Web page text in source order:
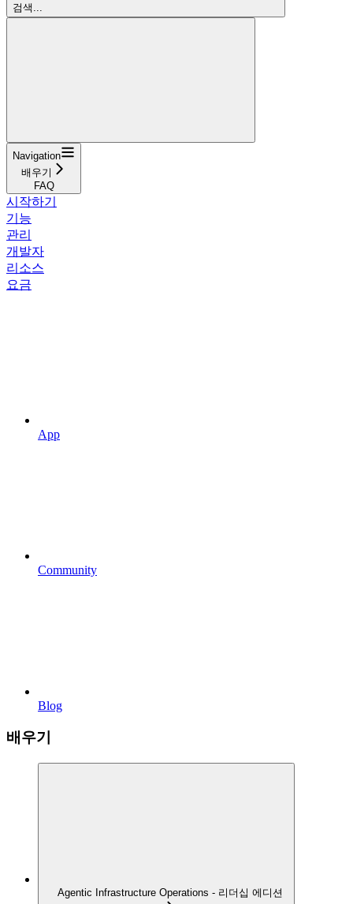
검색...
Navigation
배우기
FAQ
시작하기
기능
관리
개발자
리소스
요금
App
Community
Blog
배우기
Agentic Infrastructure Operations - 리더십 에디션